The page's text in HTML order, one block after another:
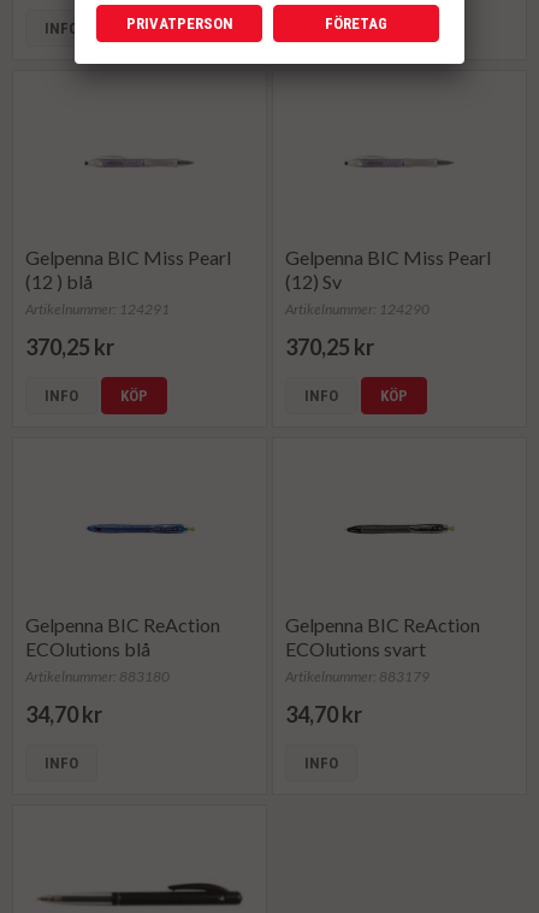
INFO KÖP INFO KÖP
Gelpenna BIC Miss Pearl
(12 ) blå
Artikelnummer: 124291
370,25 kr
INFO KÖP
Gelpenna BIC Miss Pearl
(12) Sv
Artikelnummer: 124290
370,25 kr
INFO KÖP
Gelpenna BIC ReAction
ECOlutions blå
Artikelnummer: 883180
34,70 kr
INFO
Gelpenna BIC ReAction
ECOlutions svart
Artikelnummer: 883179
34,70 kr
INFO
PRIVATPERSON FÖRETAG